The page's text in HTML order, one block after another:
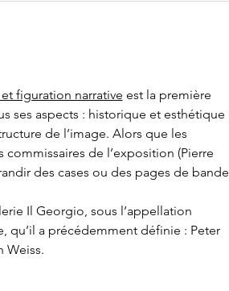
figuration narrative est la première
ses aspects : historique et esthétique
de l’image. Alors que les
de l’exposition (Pierre
des cases ou des pages de bande
Il Georgio, sous l’appellation
qu’il a précédemment définie : Peter
Weiss.